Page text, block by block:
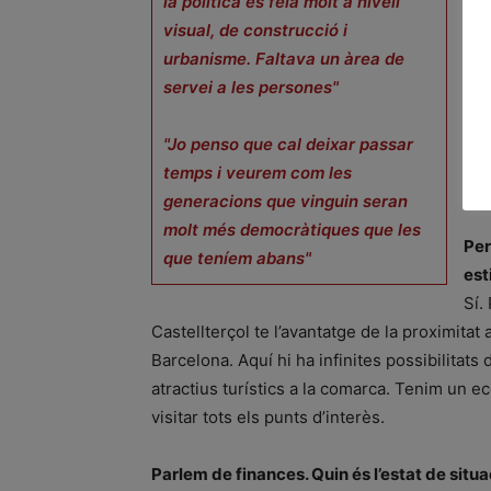
visual, de construcció i
urbanisme. Faltava un àrea de
servei a les persones"
"Jo penso que cal deixar passar
temps i veurem com les
generacions que vinguin seran
molt més democràtiques que les
que teníem abans"
Sí.
Castellterçol te l’avantatge de la
Barcelona. Aquí hi ha infinites possibilitats
atractius turístics a la comarca. Tenim un
visitar tots els punts d’interès.
Parlem de finances. Quin és l’estat de